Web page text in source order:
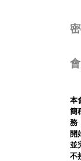
本
簡
務
開
並
不